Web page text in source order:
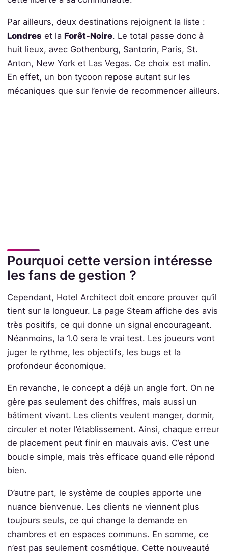
Par ailleurs, deux destinations rejoignent la liste :
Londres et la Forêt-Noire. Le total passe donc à
huit lieux, avec Gothenburg, Santorin, Paris, St.
Anton, New York et Las Vegas. Ce choix est malin.
En effet, un bon tycoon repose autant sur les
mécaniques que sur l’envie de recommencer ailleurs.
Pourquoi cette version intéresse
les fans de gestion ?
Cependant, Hotel Architect doit encore prouver qu’il
tient sur la longueur. La page Steam affiche des avis
très positifs, ce qui donne un signal encourageant.
Néanmoins, la 1.0 sera le vrai test. Les joueurs vont
juger le rythme, les objectifs, les bugs et la
profondeur économique.
En revanche, le concept a déjà un angle fort. On ne
gère pas seulement des chiffres, mais aussi un
bâtiment vivant. Les clients veulent manger, dormir,
circuler et noter l’établissement. Ainsi, chaque erreur
de placement peut finir en mauvais avis. C’est une
boucle simple, mais très efficace quand elle répond
bien.
D’autre part, le système de couples apporte une
nuance bienvenue. Les clients ne viennent plus
toujours seuls, ce qui change la demande en
chambres et en espaces communs. En somme, ce
n’est pas seulement cosmétique. Cette nouveauté